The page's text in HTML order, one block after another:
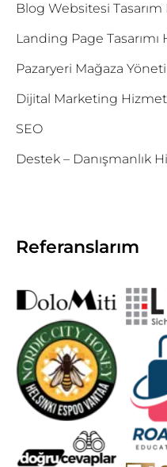
Blog Websitesi
Landing Page Tasarımı
Pazaryeri Mağaza
Dijital Marketing
SEO
Destek – Danışmanlık
Referanslarım